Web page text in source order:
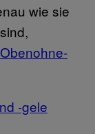
wie sie
Obenohne-
-gele